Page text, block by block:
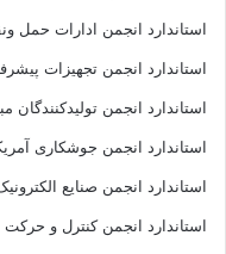
استاندارد انجمن ادارات حمل
استاندارد انجمن تجهیزات
استاندارد انجمن توليدکنندگان
استاندارد انجمن جوشکاری
استاندارد انجمن صنايع
استاندارد انجمن کنترل و حرکت